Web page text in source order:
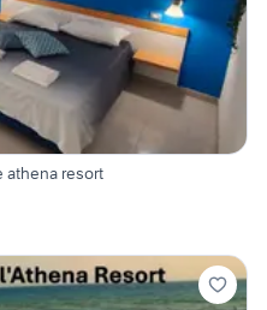
athena resort